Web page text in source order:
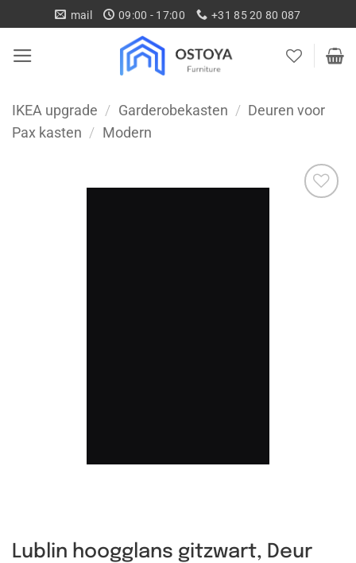
naar
inhoud
mail 09:00 - 17:00 +31 85 20 80 087
IKEA upgrade / Garderobekasten /
Deuren voor
Pax kasten / Modern
Lublin hoogglans gitzwart, Deur